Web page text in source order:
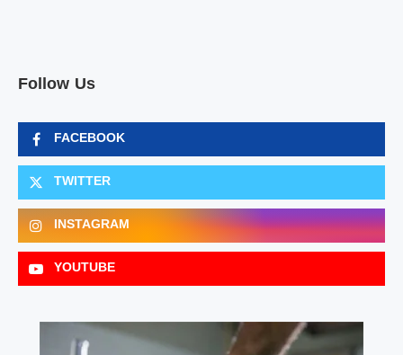
Follow Us
FACEBOOK
TWITTER
INSTAGRAM
YOUTUBE